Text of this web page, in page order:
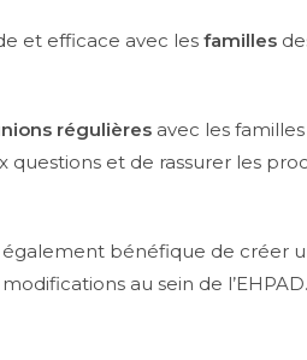
et efficace avec les familles
régulières avec les
et de rassurer les
bénéfique de créer
au sein de